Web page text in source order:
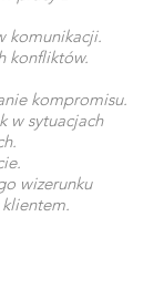
komunikacji.
konfliktów.
kompromisu.
w sytuacjach
wizerunku